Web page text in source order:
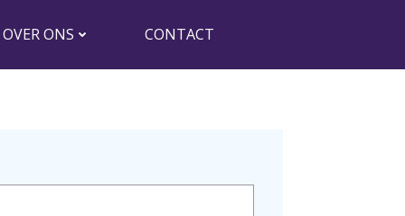
OVER ONS CONTACT